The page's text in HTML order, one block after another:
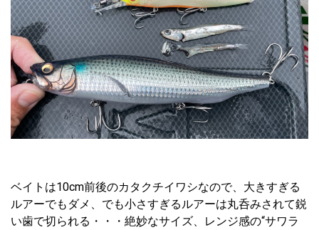
ベイトは10cm前後のカタクチイワシなので、大きすぎる
ルアーでもダメ、でも小さすぎるルアーは丸呑みされて鋭
い歯で切られる・・・絶妙なサイズ、レンジ感の“サワラ